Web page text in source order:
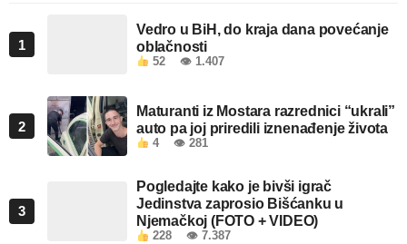
1
Vedro u BiH, do kraja dana povećanje
oblačnosti
52 👁 1.407
2
Maturanti iz Mostara razrednici “ukrali”
auto pa joj priredili iznenađenje života
4 👁 281
3
Pogledajte kako je bivši igrač
Jedinstva zaprosio Bišćanku u
Njemačkoj (FOTO + VIDEO)
228 👁 7.387